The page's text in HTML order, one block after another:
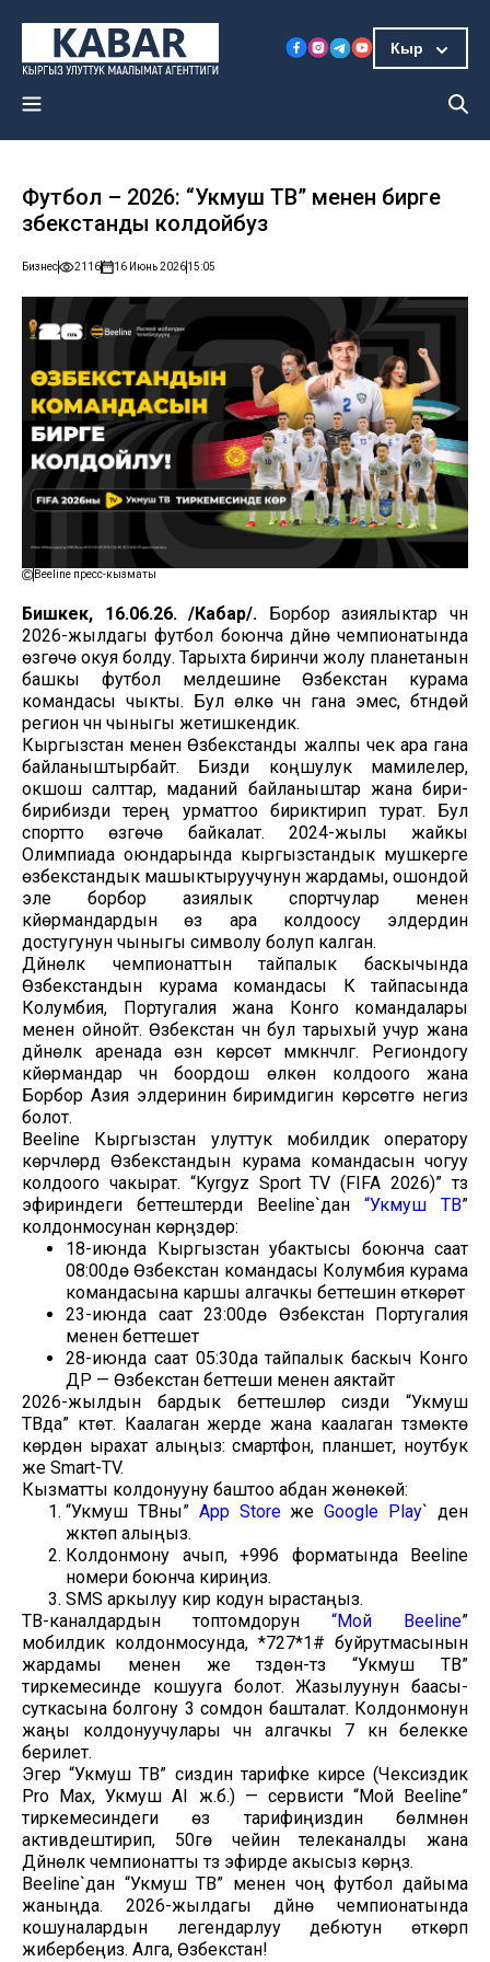
Кыр
Футбол – 2026: “Укмуш ТВ” менен бирге
Өзбекстанды колдойбуз
Бизнес 2116 16 Июнь 202615:05
Beeline пресс-кызматы
Бишкек, 16.06.26. /Кабар/. Борбор азиялыктар үчүн
2026-жылдагы футбол боюнча дүйнө чемпионатында
өзгөчө окуя болду. Тарыхта биринчи жолу планетанын
башкы футбол мелдешине Өзбекстан курама
командасы чыкты. Бул өлкө үчүн гана эмес, бүтүндөй
регион үчүн чыныгы жетишкендик.
Кыргызстан менен Өзбекстанды жалпы чек ара гана
байланыштырбайт. Бизди коңшулук мамилелер,
окшош салттар, маданий байланыштар жана бири-
бирибизди терең урматтоо бириктирип турат. Бул
спортто өзгөчө байкалат. 2024-жылы жайкы
Олимпиада оюндарында кыргызстандык мушкерге
өзбекстандык машыктыруучунун жардамы, ошондой
эле борбор азиялык спортчулар менен
күйөрмандардын өз ара колдоосу элдердин
достугунун чыныгы символу болуп калган.
Дүйнөлүк чемпионаттын тайпалык баскычында
Өзбекстандын курама командасы К тайпасында
Колумбия, Португалия жана Конго командалары
менен ойнойт. Өзбекстан үчүн бул тарыхый учур жана
дүйнөлүк аренада өзүн көрсөтүү мүмкүнчүлүгү. Региондогу
күйөрмандар үчүн боордош өлкөнү колдоого жана
Борбор Азия элдеринин биримдигин көрсөтүүгө негиз
болот.
Beeline Кыргызстан улуттук мобилдик оператору
көрүүчүлөрдү Өзбекстандын курама командасын чогуу
колдоого чакырат. “Kyrgyz Sport TV (FIFA 2026)” түз
эфириндеги беттештерди Beeline`дан “Укмуш ТВ”
колдонмосунан көрүңүздөр:
18-июнда Кыргызстан убактысы боюнча саат
08:00дө Өзбекстан командасы Колумбия курама
командасына каршы алгачкы беттешин өткөрөт
23-июнда саат 23:00дө Өзбекстан Португалия
менен беттешет
28-июнда саат 05:30да тайпалык баскыч Конго
ДР — Өзбекстан беттеши менен аяктайт
2026-жылдын бардык беттешүүлөрү сизди “Укмуш
ТВда” күтөт. Каалаган жерде жана каалаган түзмөктө
көрүүдөн ырахат алыңыз: смартфон, планшет, ноутбук
же Smart-TV.
Кызматты колдонууну баштоо абдан жөнөкөй:
“Укмуш ТВны” App StoreжеGoogle Play` ден
жүктөп алыңыз.
Колдонмону ачып, +996 форматында Beeline
номери боюнча кириңиз.
SMS аркылуу кирүү кодун ырастаңыз.
ТВ-каналдардын топтомдорун “Мой Beeline”
мобилдик колдонмосунда, *727*1# буйрутмасынын
жардамы менен же түздөн-түз “Укмуш ТВ”
тиркемесинде кошууга болот. Жазылуунун баасы-
суткасына болгону 3 сомдон башталат. Колдонмонун
жаңы колдонуучулары үчүн алгачкы 7 күн белекке
берилет.
Эгер “Укмуш ТВ” сиздин тарифке кирсе (Чексиздик
Pro Max, Укмуш AI ж.б.) — сервисти “Мой Beeline”
тиркемесиндеги өз тарифиңиздин бөлүмүнөн
активдештирип, 50гө чейин телеканалды жана
Дүйнөлүк чемпионатты түз эфирде акысыз көрүңүз.
Beeline`дан “Укмуш ТВ” менен чоң футбол дайыма
жаныңда. 2026-жылдагы дүйнө чемпионатында
кошуналардын легендарлуу дебютун өткөрүп
жибербеңиз. Алга, Өзбекстан!